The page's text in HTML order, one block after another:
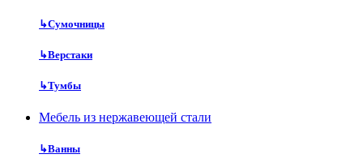
↳Сумочницы
↳Верстаки
↳Тумбы
Мебель из нержавеющей стали
↳Ванны